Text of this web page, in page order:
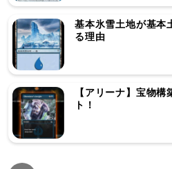
基本氷雪土地が基本
る理由
【アリーナ】宝物
ト！